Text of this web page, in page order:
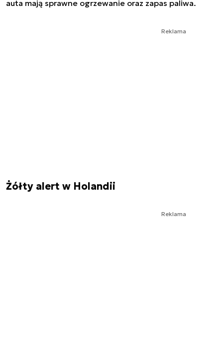
auta mają sprawne ogrzewanie oraz zapas paliwa.
Reklama
Żółty alert w Holandii
Reklama